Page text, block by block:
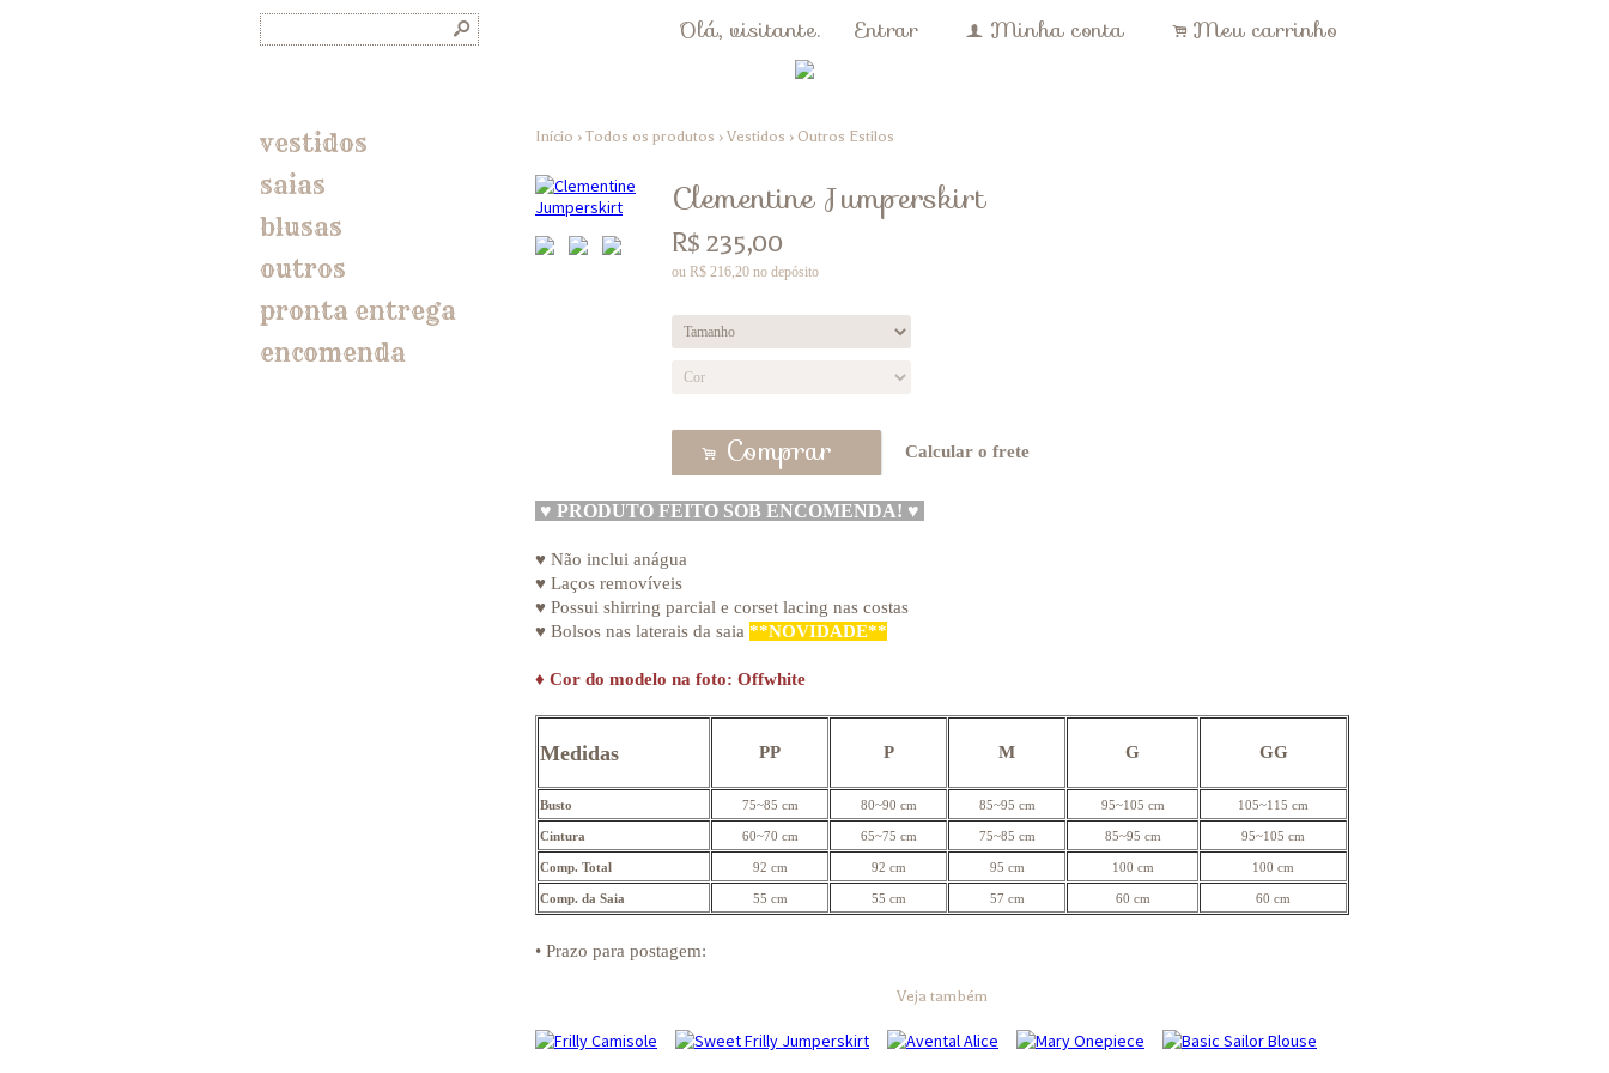
s Olá, visitante. Entrar f Minha conta . Meu carrinho
vestidos
saias
blusas
outros
pronta entrega
encomenda
Início › Todos os produtos › Vestidos › Outros Estilos
Clementine Jumperskirt
R$ 235,00
ou R$ 216,20 no depósito
. Comprar Calcular o frete
♥ PRODUTO FEITO SOB ENCOMENDA! ♥
♥ Não inclui anágua
♥ Laços removíveis
♥ Possui shirring parcial e corset lacing nas costas
♥ Bolsos nas laterais da saia **NOVIDADE**
♦ Cor do modelo na foto: Offwhite
Medidas PP P M G GG
Busto 75~85 cm 80~90 cm 85~95 cm 95~105 cm 105~115 cm
Cintura 60~70 cm 65~75 cm 75~85 cm 85~95 cm 95~105 cm
Comp. Total 92 cm 92 cm 95 cm 100 cm 100 cm
Comp. da Saia 55 cm 55 cm 57 cm 60 cm 60 cm
• Prazo para postagem:
Veja também